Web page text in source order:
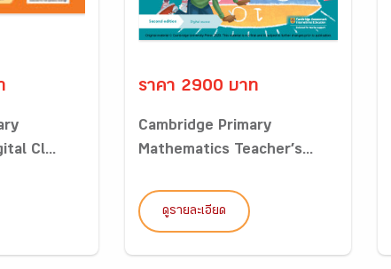
Cl...
ราคา 2900 บาท
Cambridge Primary
Mathematics Teacher’s...
ดูรายละเอียด